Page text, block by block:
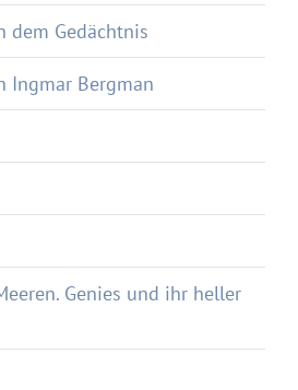
dem Gedächtnis
Ingmar Bergman
Genies und ihr heller